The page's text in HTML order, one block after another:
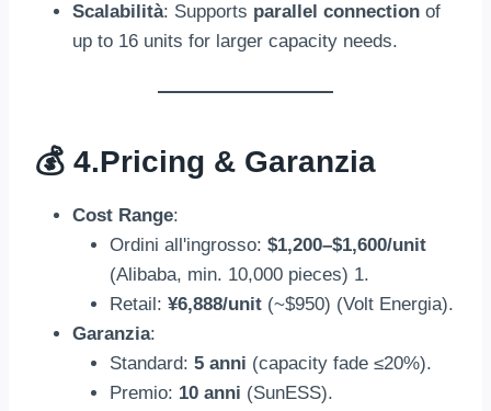
Scalabilità: Supports parallel connection of
up to 16 units for larger capacity needs.
💰 4.Pricing & Garanzia
Cost Range:
Ordini all'ingrosso: $1,200–$1,600/unit
(Alibaba, min. 10,000 pieces) 1.
Retail: ¥6,888/unit (~$950) (Volt Energia).
Garanzia:
Standard: 5 anni (capacity fade ≤20%).
Premio: 10 anni (SunESS).